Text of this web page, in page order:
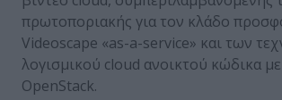
πρωτοποριακής για τον κλάδο
Videoscape «as-a-service» και των
λογισμικού cloud ανοικτού κώδικα
OpenStack.